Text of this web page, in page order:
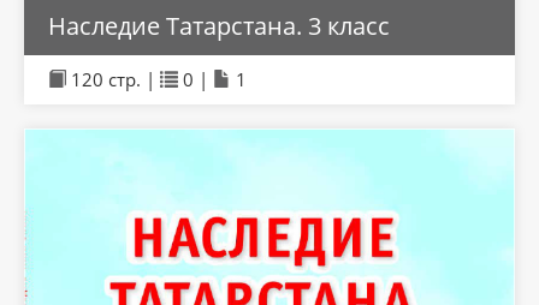
Наследие Татарстана. 3 класс
120 стр. | 0 | 1